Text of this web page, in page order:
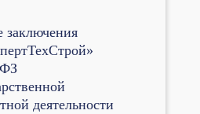
заключения
ФЗ
деятельности